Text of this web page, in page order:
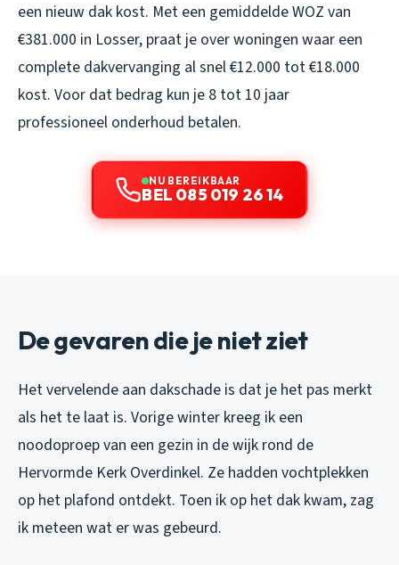
een nieuw dak kost. Met een gemiddelde WOZ van
€381.000 in Losser, praat je over woningen waar een
complete dakvervanging al snel €12.000 tot €18.000
kost. Voor dat bedrag kun je 8 tot 10 jaar
professioneel onderhoud betalen.
NU BEREIKBAAR
BEL 085 019 26 14
De gevaren die je niet ziet
Het vervelende aan dakschade is dat je het pas merkt
als het te laat is. Vorige winter kreeg ik een
noodoproep van een gezin in de wijk rond de
Hervormde Kerk Overdinkel. Ze hadden vochtplekken
op het plafond ontdekt. Toen ik op het dak kwam, zag
ik meteen wat er was gebeurd.